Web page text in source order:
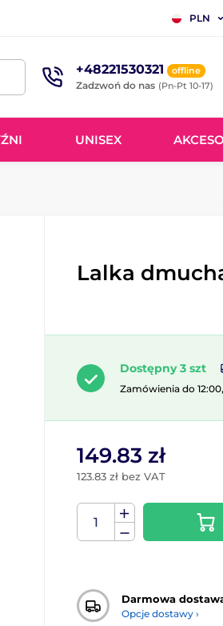
PLN
+48221530321 offline
Zadzwoń do nas (Pn-Pt 10-17)
UNISEX
Lalka
Dostępny 3 szt
Zamówienia do
149.83 zł
123.83 zł bez VAT
Darmowa
Opcje dostawy ›